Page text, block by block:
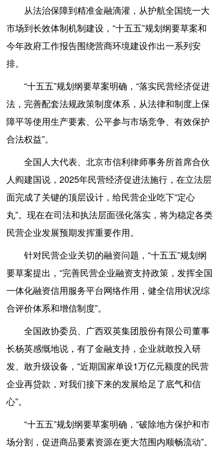
从法治保障到精准金融滴灌，从护航全国统一大
市场到长效体制机制建设，“十五五”规划纲要草案和
今年政府工作报告围绕营商环境建设作出一系列安
排。
“十五五”规划纲要草案明确，“落实民营经济促进
法，完善配套法规政策制度体系，从法律和制度上保
障平等使用生产要素、公平参与市场竞争、有效保护
合法权益”。
全国人大代表、北京市信利律师事务所首席合伙
人阎建国说，2025年民营经济促进法施行，在立法层
面完成了关键的顶层设计，给民营企业吃下“定心
丸”。现在在司法和执法层面强化落实，将为稳定各类
民营企业发展预期发挥重要作用。
针对民营企业关切的融资问题，“十五五”规划纲
要草案提出，“完善民营企业融资支持政策，发挥全国
一体化融资信用服务平台网络作用，健全信用状况综
合评价体系和增信制度”。
全国政协委员、广西双英集团股份有限公司董事
长杨英感慨地说，有了金融支持，企业就敢投入研
发、敢升级设备，“近期国家单设1万亿元额度的民营
企业再贷款，对我们接下来的发展给足了底气和信
心”。
“十五五”规划纲要草案明确，“破除地方保护和市
场分割，促进商品要素资源在更大范围内顺畅流动”。